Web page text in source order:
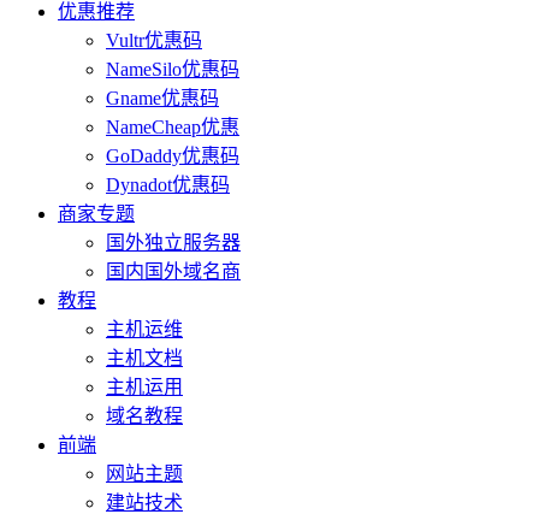
优惠推荐
Vultr优惠码
NameSilo优惠码
Gname优惠码
NameCheap优惠
GoDaddy优惠码
Dynadot优惠码
商家专题
国外独立服务器
国内国外域名商
教程
主机运维
主机文档
主机运用
域名教程
前端
网站主题
建站技术